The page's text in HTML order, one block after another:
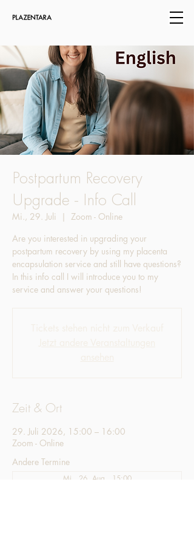
Postpartum Recovery
Upgrade - Info Call
Mi., 29. Juli
  |
Zoom - Online
Are you interested in upgrading your
postpartum recovery by using my placenta
encapsulation service and still have questions?
In this info call I will introduce you to my
service and answer your questions!
Zeit & Ort
29. Juli 2026, 15:00 – 16:00
Zoom - Online
Andere Termine
Mi., 26. Aug., 15:00